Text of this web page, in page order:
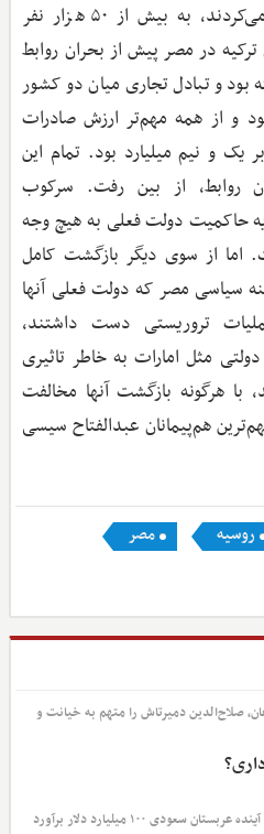
آن در ۲۸۰ شرکت ترک کار می‌کردند، به بیش از ۵۰ هزار نفر
در مصر پیش از بحران روابط
بود و تبادل تجاری میان دو کشور
و از همه مهم‌تر ارزش صادرات
یک و نیم میلیارد بود. تمام این
روابط، از بین رفت. سرکوب
حاکمیت دولت فعلی به هیچ وجه
اما از سوی دیگر بازگشت کامل
سیاسی مصر که دولت فعلی آنها
تروریستی دست داشتند،
مثل امارات به خاطر تاثیری
هرگونه بازگشت آنها مخالفت
هم‌پیمانان عبدالفتاح سیسی
روسیه
مصر
صلاح‌الدین دمیرتاش را متهم به خیانت و
کسری بودجه سال آینده عربستان سعودی ۱۰۰ میلیارد دلار برآورد